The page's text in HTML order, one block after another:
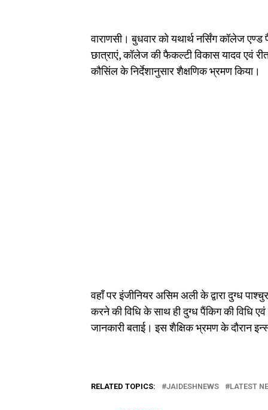
वाराणसी। बुधवार को यथार्थ नर्सिंग कॉलेज
छात्राएं, कॉलेज की फैकल्टी विकास यादव एवं
कौसिंल के निर्देशानुसार शैक्षणिक भ्रमण किया।
वहाँ पर इंजीनियर असिम अली के द्वारा दुग्ध
करने की विधि के साथ ही दुग्ध पैंकिग की विधि
जानकारी बताई। इस शैक्षिक भ्रमण के दौरान
RELATED TOPICS: JAIDESHNEWS LATEST